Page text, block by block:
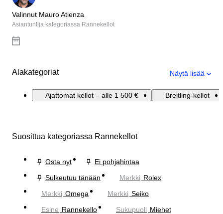
Valinnut Mauro Atienza
Asiantuntija kategoriassa Rannekellot
Alakategoriat Näytä lisää
Ajattomat kellot – alle 1 500 € Breitling-kellot
Suosittua kategoriassa Rannekellot
Osta nyt
Ei pohjahintaa
Sulkeutuu tänään
Merkki Rolex
Merkki Omega Merkki Seiko
Esine Rannekello Sukupuoli Miehet